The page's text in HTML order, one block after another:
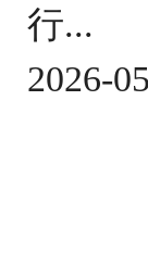
行...
2026-